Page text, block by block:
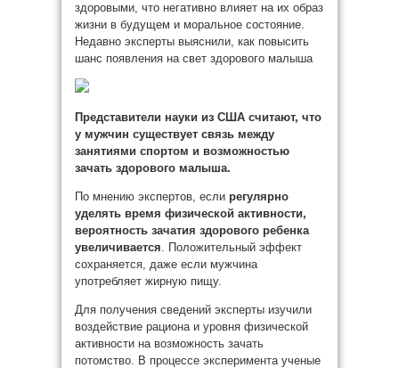
здоровыми, что негативно влияет на их образ
жизни в будущем и моральное состояние.
Недавно эксперты выяснили, как повысить
шанс появления на свет здорового малыша
Представители науки из США считают, что
у мужчин существует связь между
занятиями спортом и возможностью
зачать здорового малыша.
По мнению экспертов, если регулярно
уделять время физической активности,
вероятность зачатия здорового ребенка
увеличивается. Положительный эффект
сохраняется, даже если мужчина
употребляет жирную пищу.
Для получения сведений эксперты изучили
воздействие рациона и уровня физической
активности на возможность зачать
потомство. В процессе эксперимента ученые